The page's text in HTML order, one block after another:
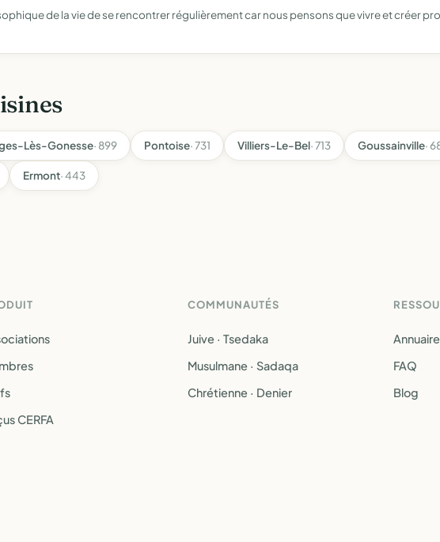
de la vie de se rencontrer régulièrement car nous pensons que vivre et créer
Lès-Gonesse· 899 Pontoise· 731 Villiers-Le-Bel· 713 Goussainville·
Ermont· 443
CERFA
COMMUNAUTÉS
Juive · Tsedaka
Musulmane · Sadaqa
Chrétienne · Denier
FAQ
Blog